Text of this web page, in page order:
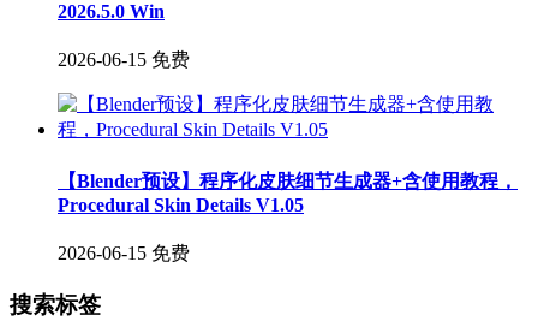
2026.5.0 Win
2026-06-15 免费
【Blender预设】程序化皮肤细节生成器+含使用教程，
Procedural Skin Details V1.05
2026-06-15 免费
搜索标签